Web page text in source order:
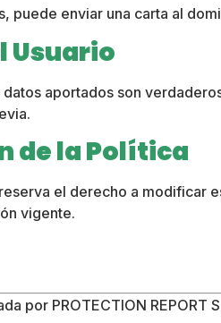
puede enviar una carta al
Usuario
datos aportados son
.
de la Política
reserva el derecho a
vigente.
por PROTECTION REPORT